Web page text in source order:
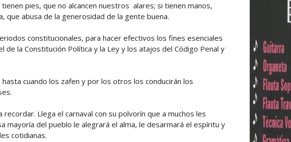
pies, que no alcancen nuestros alares; si tienen manos,
que abusa de la generosidad de la gente buena.
constitucionales, para hacer efectivos los fines esenciales
la Constitución Política y la Ley y los atajos del Código Penal y
cuando los zafen y por los otros los conducirán los
Llega el carnaval con su polvorín que a muchos les
mayoría del pueblo le alegrará el alma, le desarmará el espíritu y
cotidianas.